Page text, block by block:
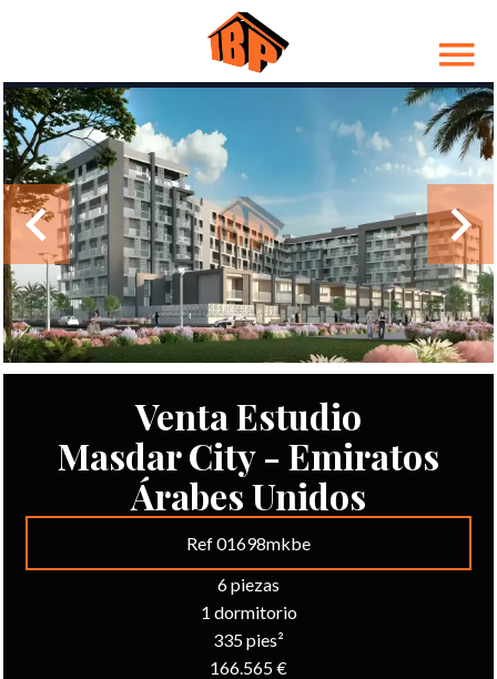
Venta Estudio
Masdar City - Emiratos
Árabes Unidos
Ref 01698mkbe
6 piezas
1 dormitorio
335 pies²
166.565 €